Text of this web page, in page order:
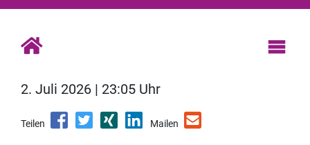
2. Juli 2026 | 23:05 Uhr
Teilen Mailen